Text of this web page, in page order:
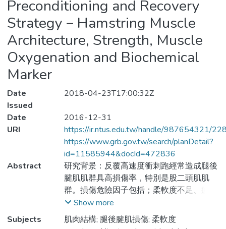
Preconditioning and Recovery
Strategy－Hamstring Muscle
Architecture, Strength, Muscle
Oxygenation and Biochemical
Marker
Date
Issued
2018-04-23T17:00:32Z
Date
2016-12-31
URI
https://ir.ntus.edu.tw/handle/987654321/
https://www.grb.gov.tw/search/planDetail?
id=11585944&docId=472836
Abstract
研究背景：反覆高速度衝刺跑經常造成腿後
腱肌肌群具高損傷率，特別是股二頭肌肌
群。損傷危險因子包括；柔軟度不足、疲
勞、肌力不足等。因此，運動項目如能針對
股二頭肌進行訓練，可能能預防腿後腱肌損
傷。但是，「伸展運動」與「肌力運動」預
Show more
Subjects
肌肉結構; 腿後腱肌損傷; 柔軟度